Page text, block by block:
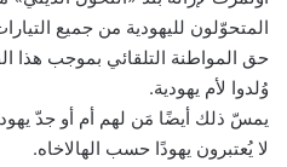
المتحوّلون لليهودية من جميع
حق المواطنة التلقائي بموجب هذا
وُلدوا لأم يهودية.
يمسّ ذلك أيضًا مَن لهم أم أو جدّ
لا يُعتبرون يهودًا حسب الهالاخاه.